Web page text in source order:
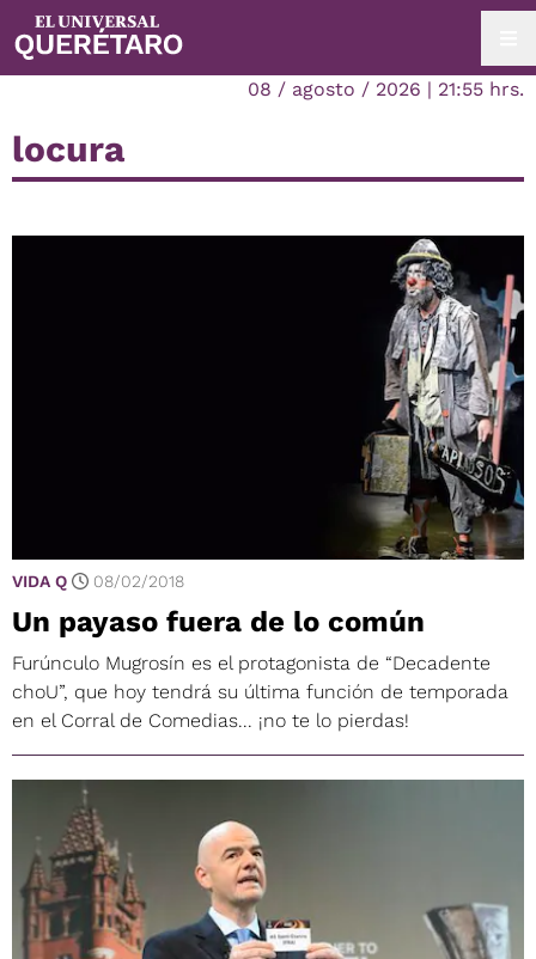
08 / agosto / 2026 | 21:55 hrs.
locura
VIDA Q 08/02/2018
Un payaso fuera de lo común
Furúnculo Mugrosín es el protagonista de “Decadente
choU”, que hoy tendrá su última función de temporada
en el Corral de Comedias... ¡no te lo pierdas!